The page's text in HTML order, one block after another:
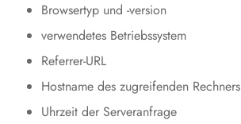
Browsertyp und -version
verwendetes Betriebssystem
Referrer-URL
Hostname des zugreifenden Rechners
Uhrzeit der Serveranfrage